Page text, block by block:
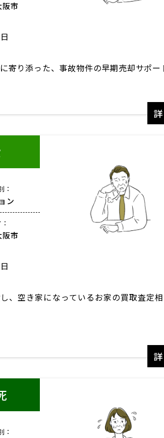
阪市
寄り添った、事故物件の早期売却サポー
：
ン
阪市
、空き家になっているお家の買取査定
：